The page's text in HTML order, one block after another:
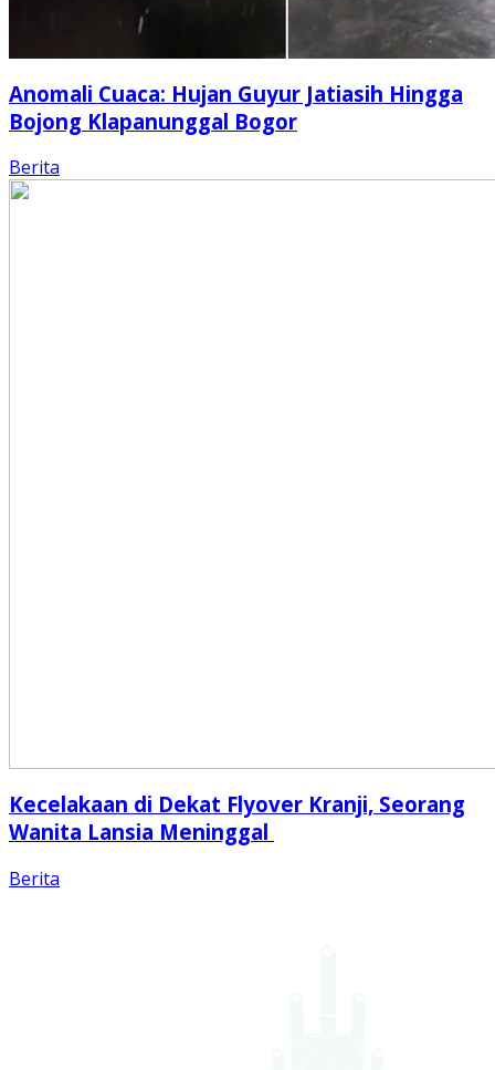
Anomali Cuaca: Hujan Guyur Jatiasih Hingga
Bojong Klapanunggal Bogor
Berita
Kecelakaan di Dekat Flyover Kranji, Seorang
Wanita Lansia Meninggal
Berita